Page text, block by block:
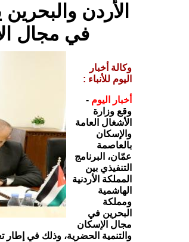
الأردن
في مجال
وكالة أخبار
اليوم للأنباء :
أخبار اليوم -
وقع وزارة
الأشغال العامة
والإسكان
بالعاصمة
عمّان، البرنامج
التنفيذي بين
المملكة الأردنية
الهاشمية
ومملكة
البحرين في
مجال الإسكان
والتنمية الحضرية، وذلك في إطار